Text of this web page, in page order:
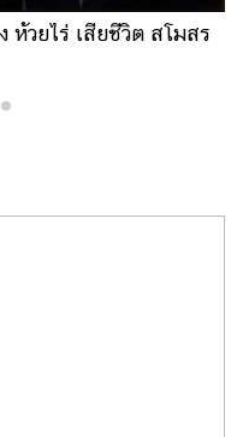
ห้วยไร่ เสียชีวิต สโมสร